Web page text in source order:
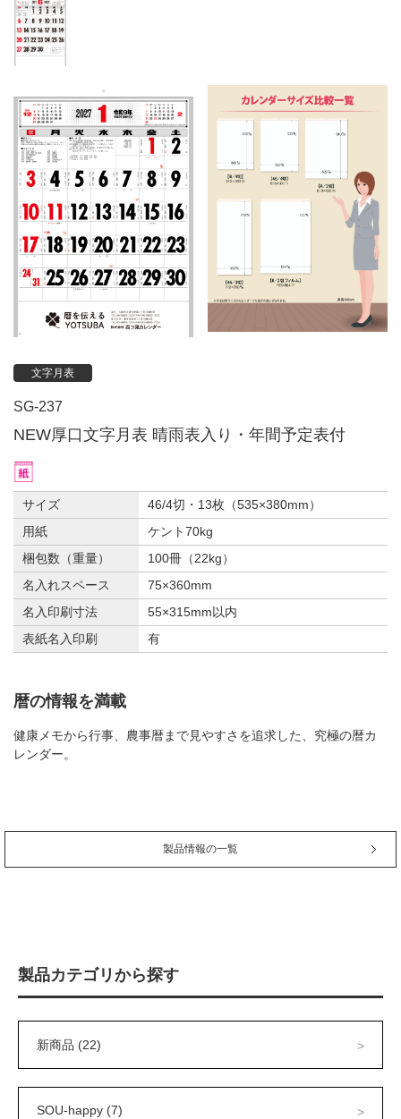
文字月表
SG-237
NEW厚口文字月表 晴雨表入り・年間予定表付
サイズ
46/4切・13枚（535×380mm）
用紙
ケント70kg
梱包数（重量）
100冊（22kg）
名入れスペース
75×360mm
名入印刷寸法
55×315mm以内
表紙名入印刷
有
暦の情報を満載
健康メモから行事、農事暦まで見やすさを追求した、究極の暦カ
レンダー。
製品情報の一覧
製品カテゴリから探す
新商品 (22)
SOU-happy (7)